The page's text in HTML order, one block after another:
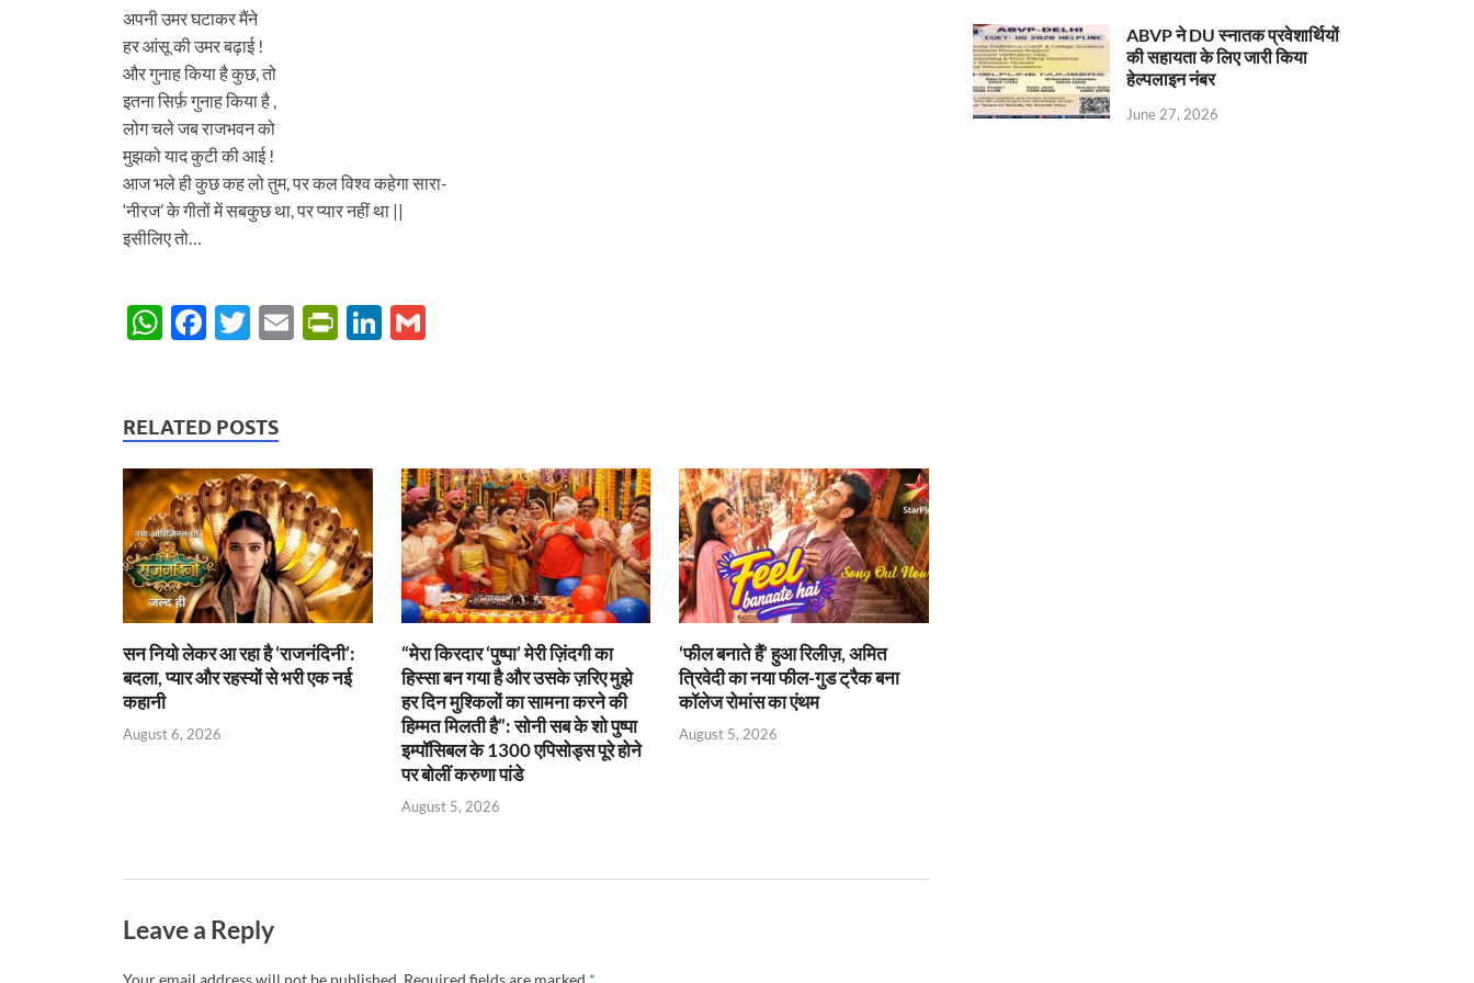
अपनी उमर घटाकर मैंने
हर आंसू की उमर बढ़ाई !
और गुनाह किया है कुछ, तो
इतना सिर्फ़ गुनाह किया है ,
लोग चले जब राजभवन को
मुझको याद कुटी की आई !
आज भले ही कुछ कह लो तुम, पर कल विश्व कहेगा सारा-
‘नीरज’ के गीतों में सबकुछ था, पर प्यार नहीं था ||
इसीलिए तो…
W
s
A
p
p
F
b
o
o
k
T
er
E
P
ie
n
dl
y
Li
dI
RELATED POSTS
सन नियो लेकर आ रहा है ‘राजनंदिनी’:
बदला, प्यार और रहस्यों से भरी एक नई
कहानी
August 6, 2026
“मेरा किरदार ‘पुष्पा’ मेरी ज़िंदगी का
हिस्सा बन गया है और उसके ज़रिए मुझे
हर दिन मुश्किलों का सामना करने की
हिम्मत मिलती है”: सोनी सब के शो पुष्पा
इम्पॉसिबल के 1300 एपिसोड्स पूरे होने
पर बोलीं करुणा पांडे
August 5, 2026
‘फील बनाते हैं’ हुआ रिलीज़, अमित
त्रिवेदी का नया फील-गुड ट्रैक बना
कॉलेज रोमांस का एंथम
August 5, 2026
Leave a Reply
ABVP ने DU स्नातक प्रवेशार्थियों
की सहायता के लिए जारी किया
हेल्पलाइन नंबर
June 27, 2026